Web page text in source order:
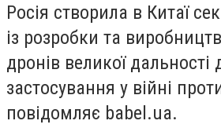
Росія створила в Китаї
із розробки та
дронів великої дальності
застосування у війні
повідомляє babel.ua.